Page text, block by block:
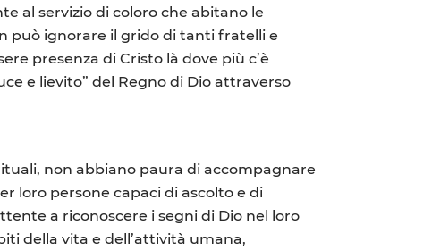
al servizio di coloro che abitano le
può ignorare il grido di tanti fratelli e
presenza di Cristo là dove più c’è
e lievito” del Regno di Dio attraverso
non abbiano paura di accompagnare
loro persone capaci di ascolto e di
a riconoscere i segni di Dio nel loro
della vita e dell’attività umana,